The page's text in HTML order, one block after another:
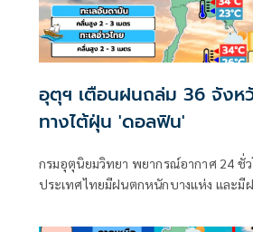
อุตุฯ เตือนฝนถล่ม 36 จังห
ทางไต้ฝุ่น 'ดอลฟิน'
กรมอุตุนิยมวิทยา พยากรณ์อากาศ 24 ชั่ว
ประเทศไทยมีฝนตกหนักบางแห่ง และมี